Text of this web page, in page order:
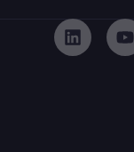
i
n
o
u